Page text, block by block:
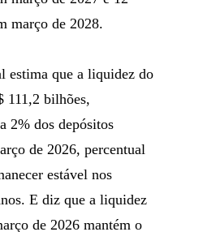
março de 2028.
estima que a liquidez do
111,2 bilhões,
2% dos depósitos
de 2026, percentual
estável nos
E diz que a liquidez
de 2026 mantém o